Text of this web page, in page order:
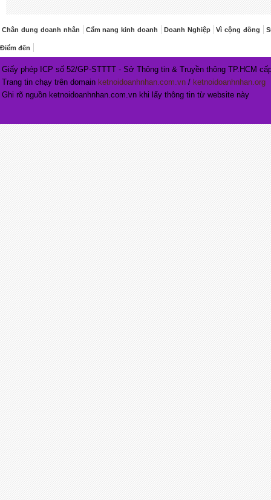
Chân dung doanh nhân Cẩm nang kinh doanh Doanh Nghiệp Vì cộng đồng
Điểm đến
Giấy phép ICP số 52/GP-STTTT - Sở Thông tin & Truyền thông TP.HCM
Trang tin chạy trên domain ketnoidoanhnhan.com.vn / ketnoidoanhnhan.org
Ghi rõ nguồn ketnoidoanhnhan.com.vn khi lấy thông tin từ website này